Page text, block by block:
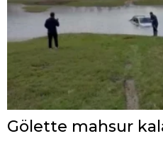
Gölette mahsur